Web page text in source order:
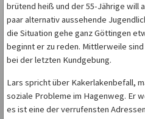
brütend heiß und der 55-Jährige will
paar alternativ aussehende
die Situation gehe ganz Göttingen
beginnt er zu reden. Mittlerweile
bei der letzten Kundgebung.
Lars spricht über Kakerlakenbefall,
soziale Probleme im Hagenweg. Er
es ist eine der verrufensten